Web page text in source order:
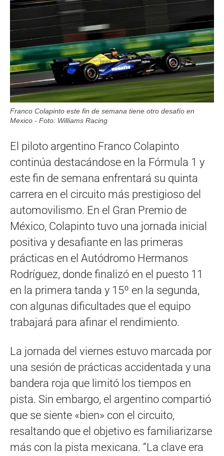
Franco Colapinto este fin de semana tiene otro desafío en
Mexico - Foto: Williams Racing
El piloto argentino Franco Colapinto
continúa destacándose en la Fórmula 1 y
este fin de semana enfrentará su quinta
carrera en el circuito más prestigioso del
automovilismo. En el Gran Premio de
México, Colapinto tuvo una jornada inicial
positiva y desafiante en las primeras
prácticas en el Autódromo Hermanos
Rodríguez, donde finalizó en el puesto 11
en la primera tanda y 15º en la segunda,
con algunas dificultades que el equipo
trabajará para afinar el rendimiento.
La jornada del viernes estuvo marcada por
una sesión de prácticas accidentada y una
bandera roja que limitó los tiempos en
pista. Sin embargo, el argentino compartió
que se siente «bien» con el circuito,
resaltando que el objetivo es familiarizarse
más con la pista mexicana. “La clave era